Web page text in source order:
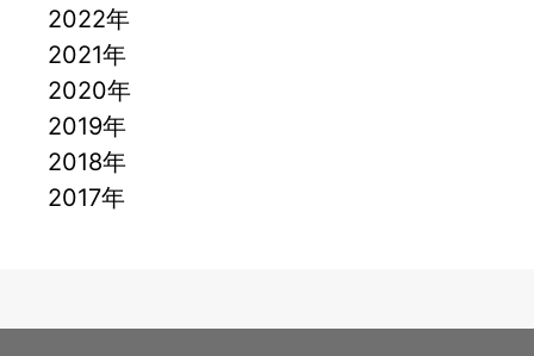
2022年
2021年
2020年
2019年
2018年
2017年